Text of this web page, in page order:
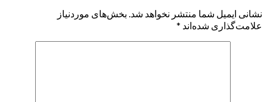
نشانی ایمیل شما منتشر نخواهد شد. بخش‌های موردنیاز
علامت‌گذاری شده‌اند *